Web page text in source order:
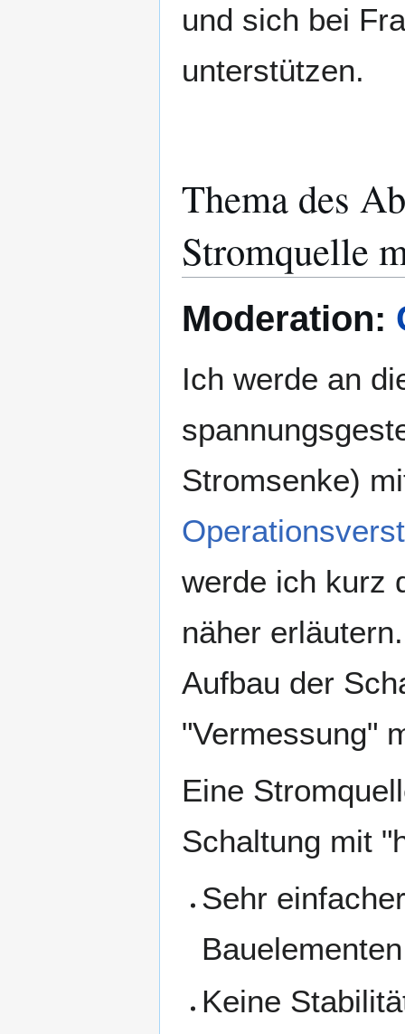
und sich bei
unterstützen.
Thema des
Stromquelle
Moderation:
Ich werde an
Stromsenke)
werde ich kurz
näher
Aufbau der
"Vermessung"
Eine
Schaltung mit
Sehr
Keine